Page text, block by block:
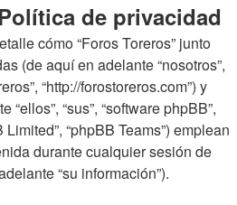
de privacidad
cómo “Foros Toreros” junto
(de aquí en adelante “nosotros”,
“http://forostoreros.com”) y
“sus”, “software phpBB”,
“phpBB Teams”) emplean
durante cualquier sesión de
“su información”).